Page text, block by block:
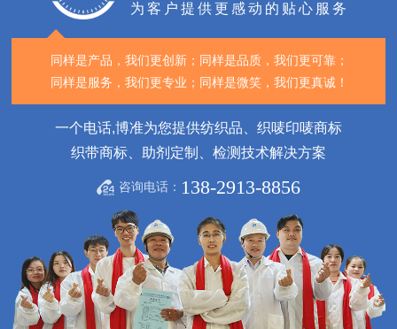
为客户提供更感动的贴心服务
同样是产品，我们更创新； 同样是品质，我们更可靠；
同样是服务，我们更专业； 同样是微笑，我们更真诚！
一个电话,博准为您提供纺织品、织唛印唛商标
织带商标、助剂定制、检测技术解决方案
咨询电话： 138-2913-8856